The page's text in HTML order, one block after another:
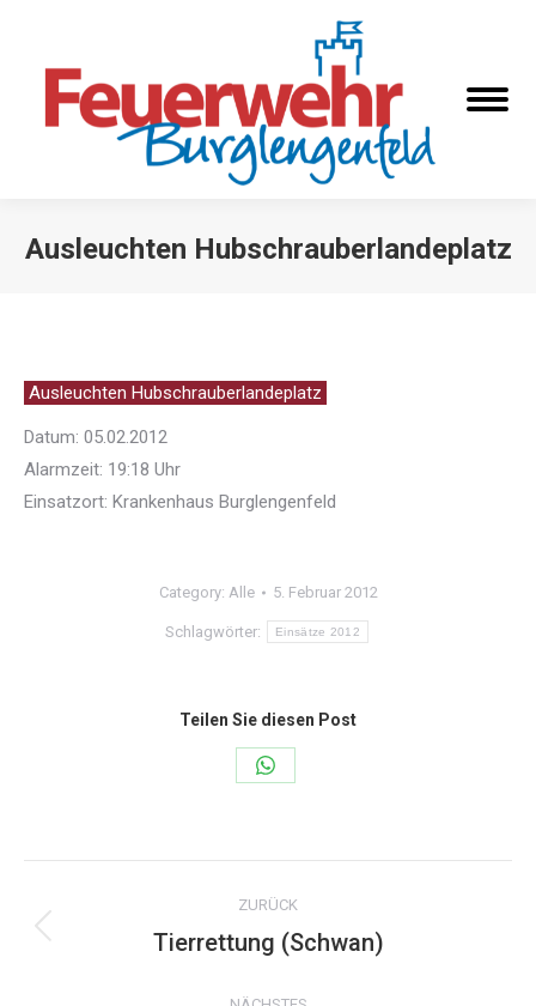
Ausleuchten Hubschrauberlandeplatz
Ausleuchten Hubschrauberlandeplatz
Datum: 05.02.2012
Alarmzeit: 19:18 Uhr
Einsatzort: Krankenhaus Burglengenfeld
Category: Alle 5. Februar 2012
Schlagwörter: Einsätze 2012
Teilen Sie diesen Post
Share
WhatsApp
Kommentarnavigation
ZURÜCK
Vorheriger
Tierrettung (Schwan)